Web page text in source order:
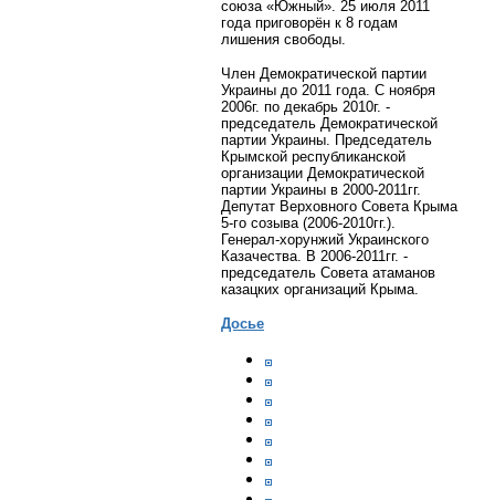
союза «Южный». 25 июля 2011
года приговорён к 8 годам
лишения свободы.
Член Демократической партии
Украины до 2011 года. С ноября
2006г. по декабрь 2010г. -
председатель Демократической
партии Украины. Председатель
Крымской республиканской
организации Демократической
партии Украины в 2000-2011гг.
Депутат Верховного Совета Крыма
5-го созыва (2006-2010гг.).
Генерал-хорунжий Украинского
Казачества.
В 2006-2011гг. -
председатель Совета атаманов
казацких организаций Крыма.
Досье